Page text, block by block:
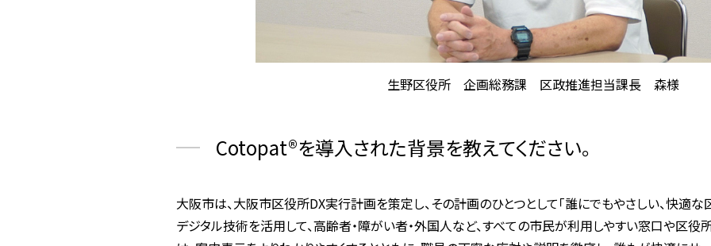
生野区役所 企画総務課 区政推進担当課長 森様
Cotopat®を導入された背景を教えてください。
大阪市は、大阪市区役所DX実行計画を策定し、その計画のひとつとして「誰にでもやさしい、快適な
デジタル技術を活用して、高齢者・障がい者・外国人など、すべての市民が利用しやすい窓口や区役